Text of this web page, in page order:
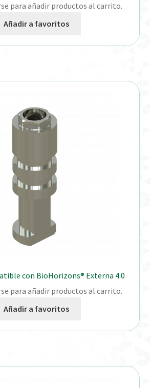
para añadir productos al carrito.
Añadir a favoritos
con BioHorizons® Externa 4.0
para añadir productos al carrito.
Añadir a favoritos